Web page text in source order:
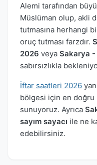
Alemi tarafından
Müslüman olup, akli
tutmasına herhangi
oruç tutması farzdır.
2026 veya Sakarya
sabırsızlıkla
İftar saatleri 2026
bölgesi için en
sunuyoruz. Ayrıca
sayım sayacı ile ne
edebilirsiniz.